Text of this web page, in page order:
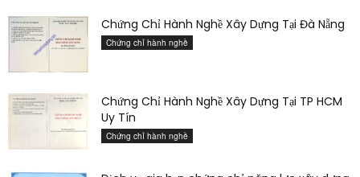
Chứng Chỉ Hành Nghề Xây Dựng Tại Đà Nẵng
Chứng chỉ hành nghề
Chứng Chỉ Hành Nghề Xây Dựng Tại TP HCM
Uy Tín
Chứng chỉ hành nghề